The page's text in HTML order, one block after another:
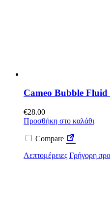
Cameo Bubble Fluid
€28.00
Προσθήκη στο καλάθι
Compare
Λεπτομέρειες Γρήγορη